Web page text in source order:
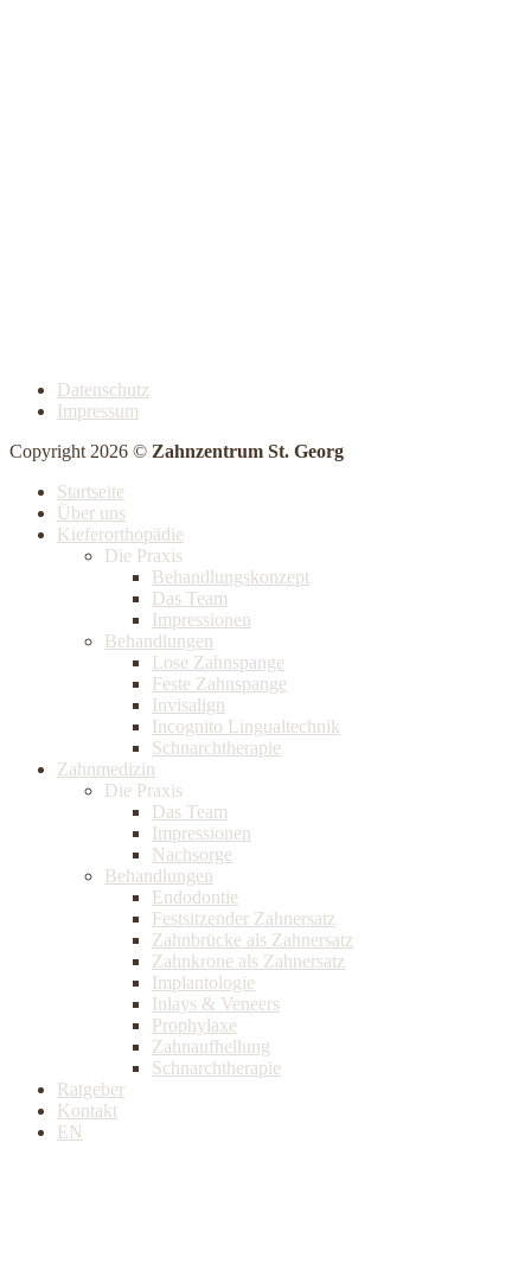
Datenschutz
Impressum
Copyright 2026 © Zahnzentrum St. Georg
Startseite
Über uns
Kieferorthopädie
Die Praxis
Behandlungskonzept
Das Team
Impressionen
Behandlungen
Lose Zahnspange
Feste Zahnspange
Invisalign
Incognito Lingualtechnik
Schnarchtherapie
Zahnmedizin
Die Praxis
Das Team
Impressionen
Nachsorge
Behandlungen
Endodontie
Festsitzender Zahnersatz
Zahnbrücke als Zahnersatz
Zahnkrone als Zahnersatz
Implantologie
Inlays & Veneers
Prophylaxe
Zahnaufhellung
Schnarchtherapie
Ratgeber
Kontakt
EN